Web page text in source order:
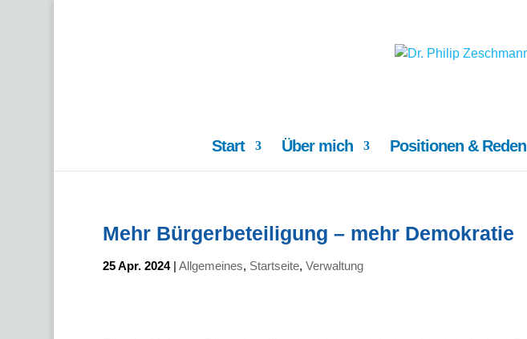
Start Über mich Positionen & Reden
Mehr Bürgerbeteiligung – mehr Demokratie
25 Apr. 2024| Allgemeines, Startseite, Verwaltung